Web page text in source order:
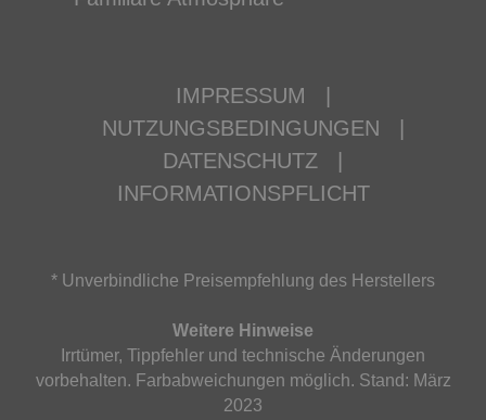
IMPRESSUM
NUTZUNGSBEDINGUNGEN
DATENSCHUTZ
INFORMATIONSPFLICHT
* Unverbindliche Preisempfehlung des Herstellers
Weitere Hinweise
Irrtümer, Tippfehler und technische Änderungen
vorbehalten. Farbabweichungen möglich. Stand: März
2023